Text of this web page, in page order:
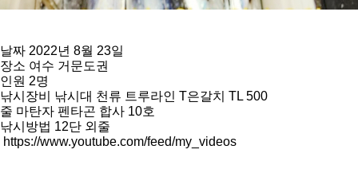
날짜 2022년 8월 23일
장소 여수 거문도권
인원 2명
낚시장비 낚시대 천류 트루라인 T은갈치 TL 500
줄 마탄자 펜타곤 합사 10호
낚시방법 12단 외줄
https://www.youtube.com/feed/my_videos